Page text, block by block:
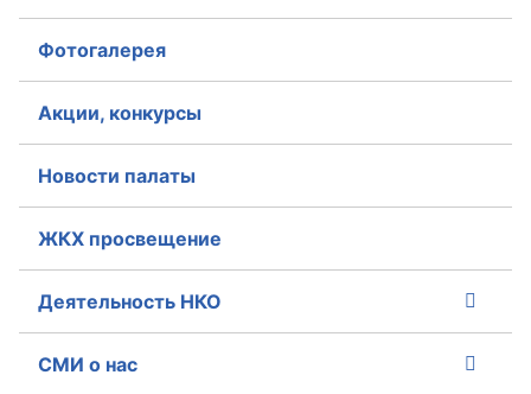
Фотогалерея
Акции, конкурсы
Новости палаты
ЖКХ просвещение
Деятельность НКО
СМИ о нас